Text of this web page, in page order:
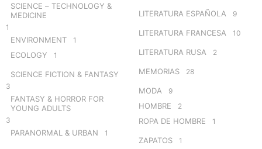
SCIENCE – TECHNOLOGY &
MEDICINE
1
ENVIRONMENT 1
ECOLOGY 1
SCIENCE FICTION & FANTASY
3
FANTASY & HORROR FOR
YOUNG ADULTS
3
PARANORMAL & URBAN 1
LITERATURA ESPAÑOLA 9
LITERATURA FRANCESA 10
LITERATURA RUSA 2
MEMORIAS 28
MODA 9
HOMBRE 2
ROPA DE HOMBRE 1
ZAPATOS 1